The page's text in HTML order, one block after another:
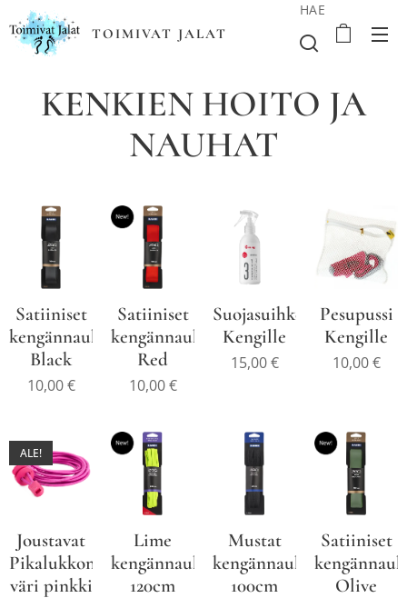
TOIMIVAT JALAT
HAE
KENKIEN HOITO JA
NAUHAT
Satiiniset
kengännauhat
Black
10,00€
Satiiniset
kengännauhat
Red
10,00€
Suojasuihke
Kengille
15,00€
Pesupussi
Kengille
10,00€
Joustavat
Pikalukkonauhat,
väri pinkki
ALE!
Lime
kengännauhat
120cm
Mustat
kengännauhat
100cm
Satiiniset
Olive